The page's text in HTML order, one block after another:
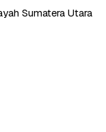
Sumatera Utara